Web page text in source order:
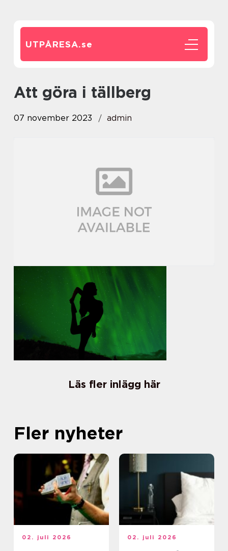
UTPÅRESA.se
att göra i tällberg
07 november 2023 admin
Läs fler inlägg här
Fler nyheter
02. juli 2026 02. juli 2026